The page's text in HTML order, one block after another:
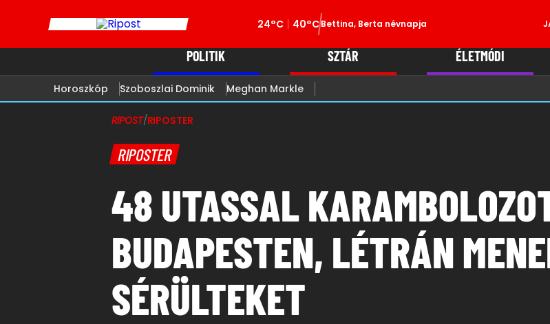
24°C 40°CBettina, Berta névnapja
POLITIK SZTÁR ÉLETMÓDI
Horoszkóp Szoboszlai Dominik Meghan Markle
RIPOST/RIPOSTER
RIPOSTER
48 UTASSAL
BUDAPESTEN, LÉTRÁN
SÉRÜLTEKET